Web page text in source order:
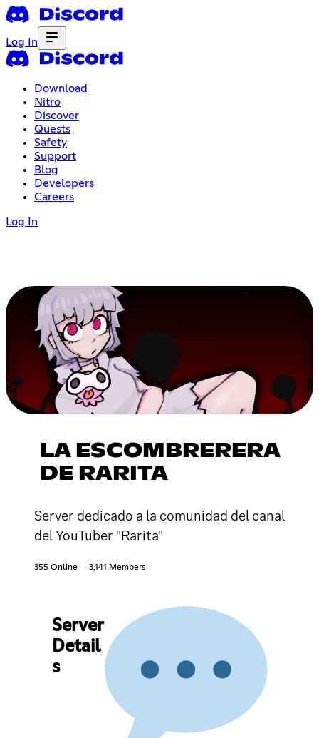
Log In
Download
Nitro
Discover
Quests
Safety
Support
Blog
Developers
Careers
Log In
LA ESCOMBRERERA
DE RARITA
Server dedicado a la comunidad del canal
del YouTuber "Rarita"
355 Online 3,141 Members
Server
Detail
s